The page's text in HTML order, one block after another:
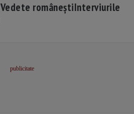
Vedete româneștiInterviurile